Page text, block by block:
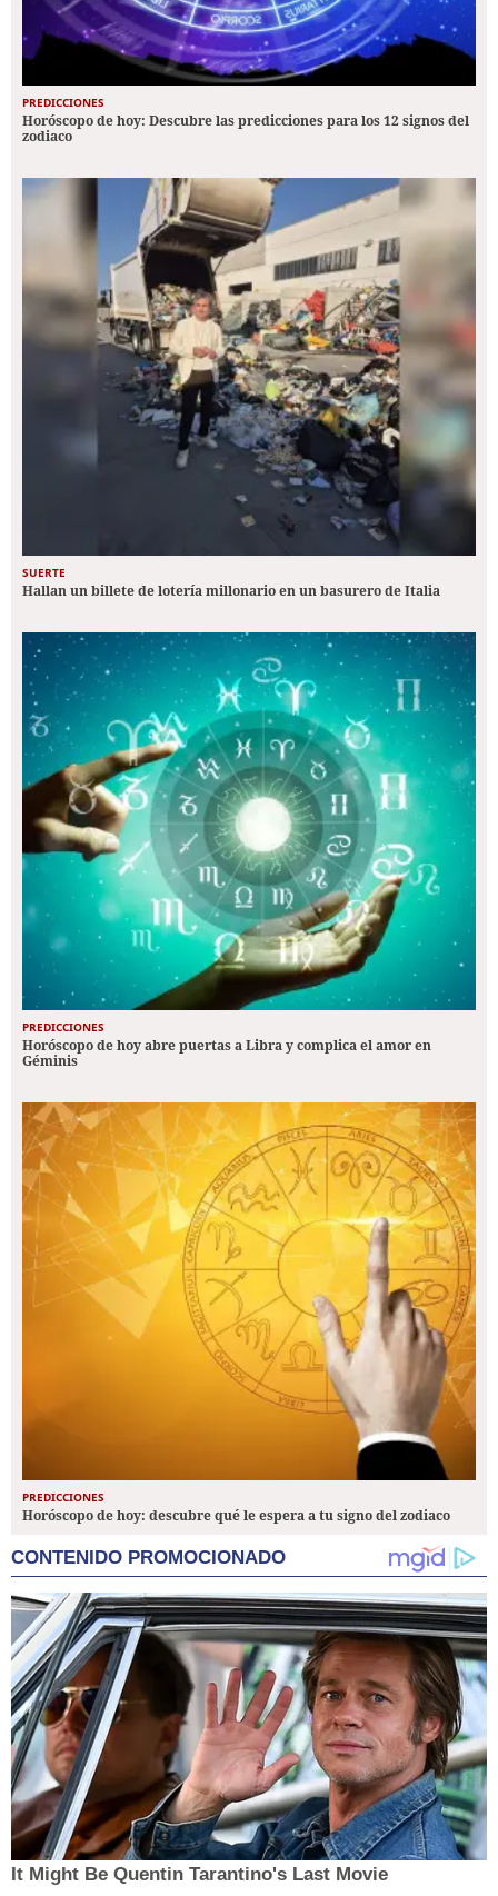
PREDICCIONES
Horóscopo de hoy: Descubre las predicciones para los 12 signos del
zodiaco
SUERTE
Hallan un billete de lotería millonario en un basurero de Italia
PREDICCIONES
Horóscopo de hoy abre puertas a Libra y complica el amor en
Géminis
PREDICCIONES
Horóscopo de hoy: descubre qué le espera a tu signo del zodiaco
CONTENIDO PROMOCIONADO
It Might Be Quentin Tarantino's Last Movie